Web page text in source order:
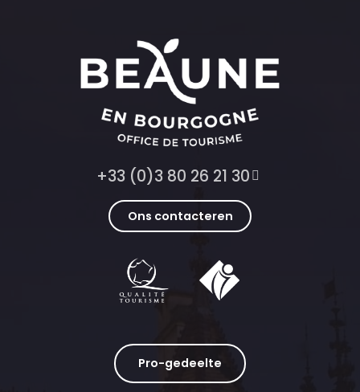
+33 (0)3 80 26 21 30
Ons contacteren
Pro-gedeelte